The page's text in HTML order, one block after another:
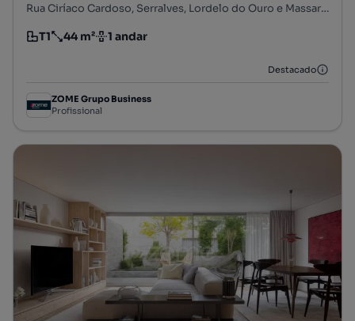
Rua Ciríaco Cardoso, Serralves, Lordelo do Ouro e Massarelos, Porto, Porto
Tipologia
T1
Preço por metro quadrado
44 m²
Andar 1 andar
Destacado
ZOME Grupo Business
Profissional